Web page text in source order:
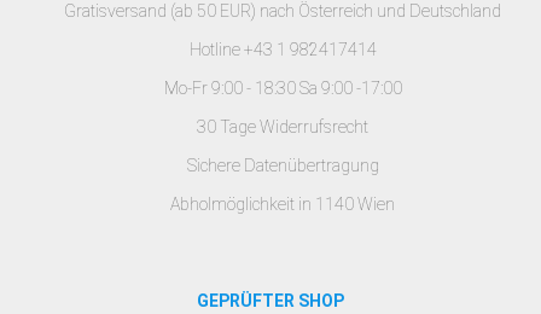
Gratisversand (ab 50 EUR) nach Österreich und Deutschland
Hotline +43 1 982417414
Mo-Fr 9:00 - 18:30 Sa 9:00 -17:00
30 Tage Widerrufsrecht
Sichere Datenübertragung
Abholmöglichkeit in 1140 Wien
GEPRÜFTER SHOP